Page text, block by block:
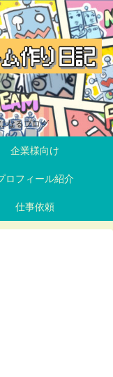
なるブログ
企業様向け
ロフィール紹介
仕事依頼